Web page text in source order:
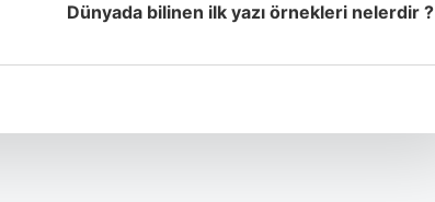
Dünyada bilinen ilk yazı örnekleri nelerdir ?